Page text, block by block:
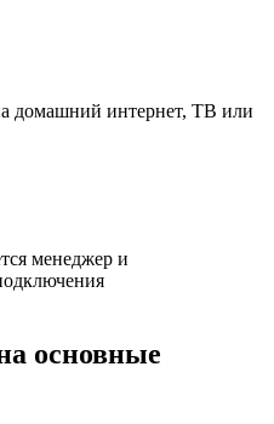
домашний интернет, ТВ или
менеджер и
основные